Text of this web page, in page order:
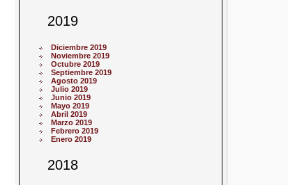
2019
Diciembre 2019
Noviembre 2019
Octubre 2019
Septiembre 2019
Agosto 2019
Julio 2019
Junio 2019
Mayo 2019
Abril 2019
Marzo 2019
Febrero 2019
Enero 2019
2018